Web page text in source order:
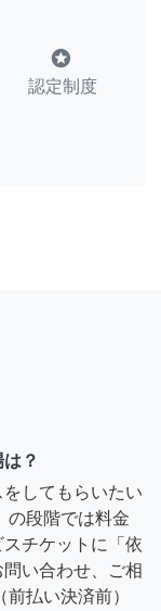
stars
認定制度
？
してもらいたい
の段階では料金
チケットに「依
い合わせ、ご相
払い決済前）